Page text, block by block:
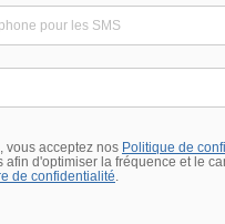
vous acceptez nos Politique de
d'optimiser la fréquence et le
de confidentialité.